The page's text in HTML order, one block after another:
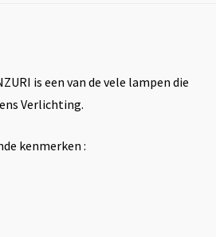
is een van de vele lampen die
Verlichting.
kenmerken :